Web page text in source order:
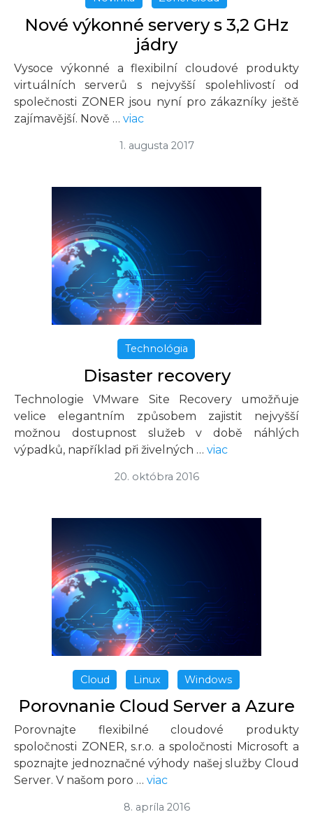
Nové výkonné servery s 3,2 GHz
jádry
Vysoce výkonné a flexibilní cloudové produkty
virtuálních serverů s nejvyšší spolehlivostí od
společnosti ZONER jsou nyní pro zákazníky ještě
zajímavější. Nově … viac
1. augusta 2017
Technológia
Disaster recovery
Technologie VMware Site Recovery umožňuje
velice elegantním způsobem zajistit nejvyšší
možnou dostupnost služeb v době náhlých
výpadků, například při živelných … viac
20. októbra 2016
Cloud Linux Windows
Porovnanie Cloud Server a Azure
Porovnajte flexibilné cloudové produkty
spoločnosti ZONER, s.r.o. a spoločnosti Microsoft a
spoznajte jednoznačné výhody našej služby Cloud
Server. V našom poro … viac
8. apríla 2016